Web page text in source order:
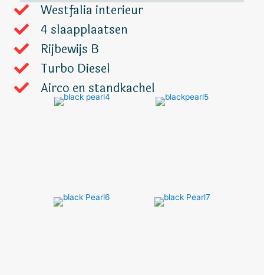
Westfalia interieur
4 slaapplaatsen
Rijbewijs B
Turbo Diesel
Airco en standkachel